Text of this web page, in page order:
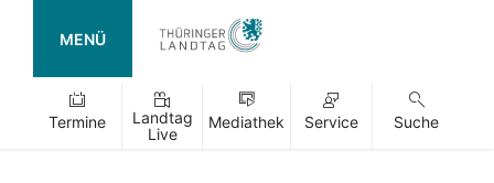
MENÜ
Termine
Landtag
Live
Mediathek Service Suche